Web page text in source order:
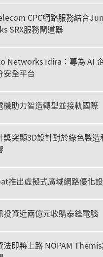
CPC網路服務結合
SRX服務閘道器
Networks Idira：專為 AI
安全平台
機助力智造轉型並接軌國際
獎突顯3D設計對於綠色製造
推出虛擬式廣域網路優化
投資近兩億元收購泰鋒電腦
法即將上路 NOPAM